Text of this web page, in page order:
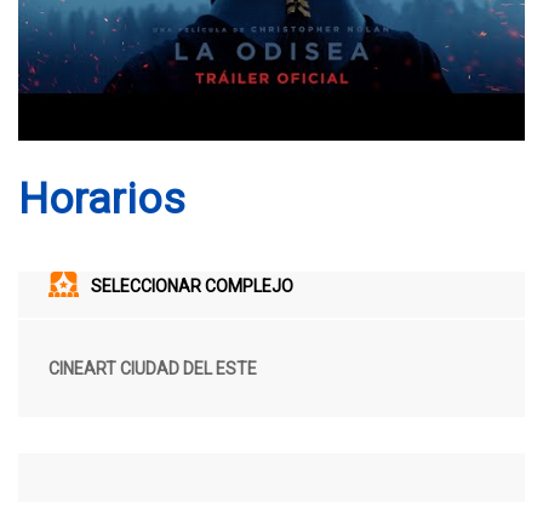
Horarios
SELECCIONAR COMPLEJO
CINEART CIUDAD DEL ESTE